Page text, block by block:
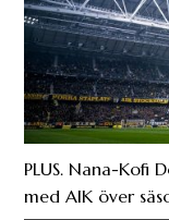
PLUS. Nana-Kofi
med AIK över